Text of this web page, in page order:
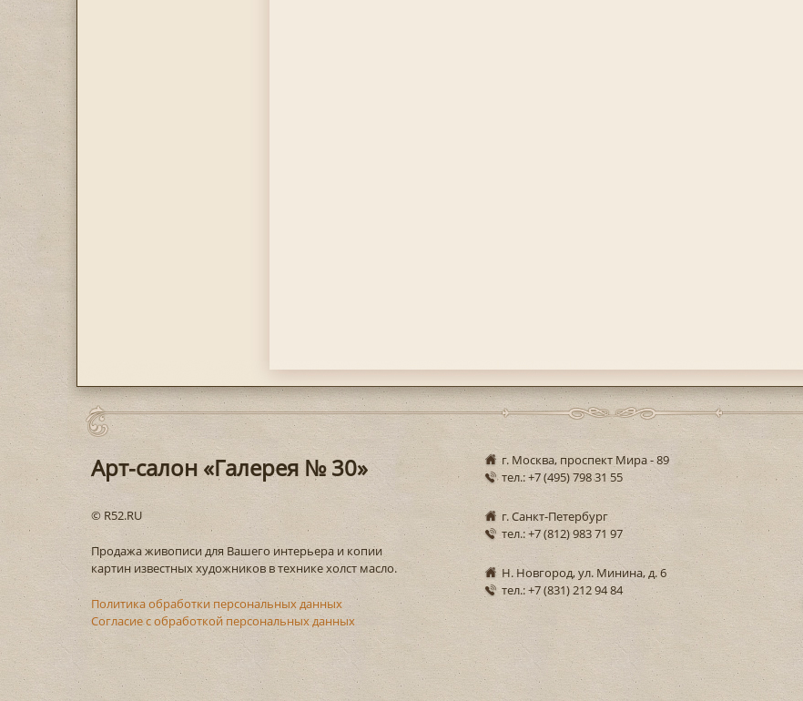
Арт-салон «Галерея № 30»
© R52.RU
Продажа живописи для Вашего интерьера и копии
картин известных художников в технике холст масло.
Политика обработки персональных данных
Согласие с обработкой персональных данных
г. Москва, проспект Мира - 89
тел.: +7 (495) 798 31 55
г. Санкт-Петербург
тел.: +7 (812) 983 71 97
Н. Новгород, ул. Минина, д. 6
тел.: +7 (831) 212 94 84